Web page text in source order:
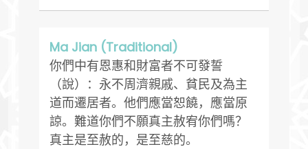
Ma Jian (Traditional)
你們中有恩惠和財富者不可發誓
（說）：永不周濟親戚、貧民及為主
道而遷居者。他們應當恕饒，應當原
諒。難道你們不願真主赦宥你們嗎？
真主是至赦的，是至慈的。